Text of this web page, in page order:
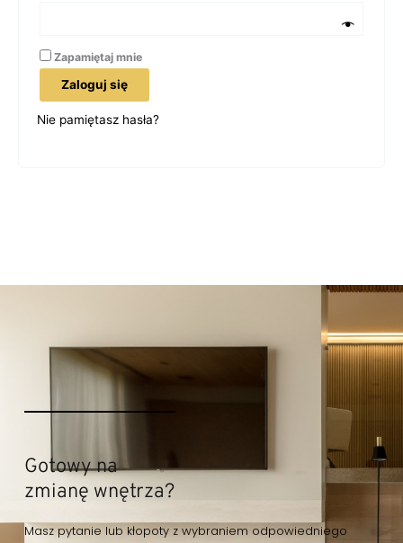
Zapamiętaj mnie
Zaloguj się
Nie pamiętasz hasła?
Gotowy na
zmianę wnętrza?
Masz pytanie lub kłopoty z wybraniem odpowiedniego